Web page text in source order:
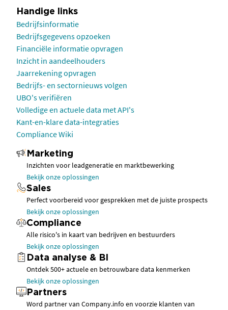
Handige links
Bedrijfsinformatie
Bedrijfsgegevens opzoeken
Financiële informatie opvragen
Inzicht in aandeelhouders
Jaarrekening opvragen
Bedrijfs- en sectornieuws volgen
UBO's verifiëren
Volledige en actuele data met API's
Kant-en-klare data-integraties
Compliance Wiki
Marketing
Inzichten voor leadgeneratie en marktbewerking
Bekijk onze oplossingen
Sales
Perfect voorbereid voor gesprekken met de juiste prospects
Bekijk onze oplossingen
Compliance
Alle risico's in kaart van bedrijven en bestuurders
Bekijk onze oplossingen
Data analyse & BI
Ontdek 500+ actuele en betrouwbare data kenmerken
Bekijk onze oplossingen
Partners
Word partner van Company.info en voorzie klanten van